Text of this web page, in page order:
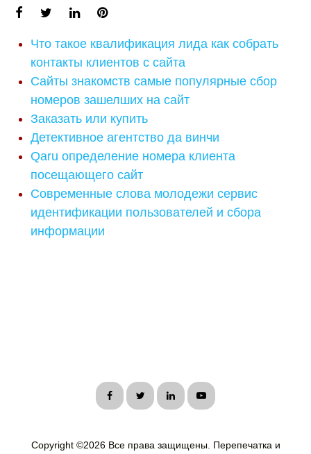
Что такое квалификация лида как собрать
контакты клиентов с сайта
Сайты знакомств самые популярные сбор
номеров зашелших на сайт
Заказать или купить
Детективное агентство да винчи
Qaru определение номера клиента
посещающего сайт
Современные слова молодежи сервис
идентификации пользователей и сбора
информации
Copyright ©2026 Все права защищены. Перепечатка и